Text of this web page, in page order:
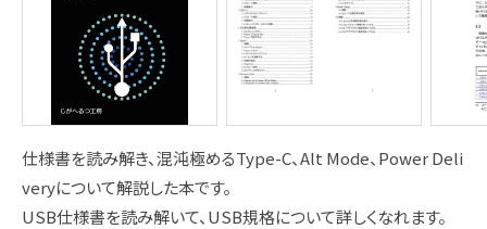
仕様書を読み解き、混沌極めるType-C、Alt Mode、Power Deli
veryについて解説した本です。
USB仕様書を読み解いて、USB規格について詳しくなれます。